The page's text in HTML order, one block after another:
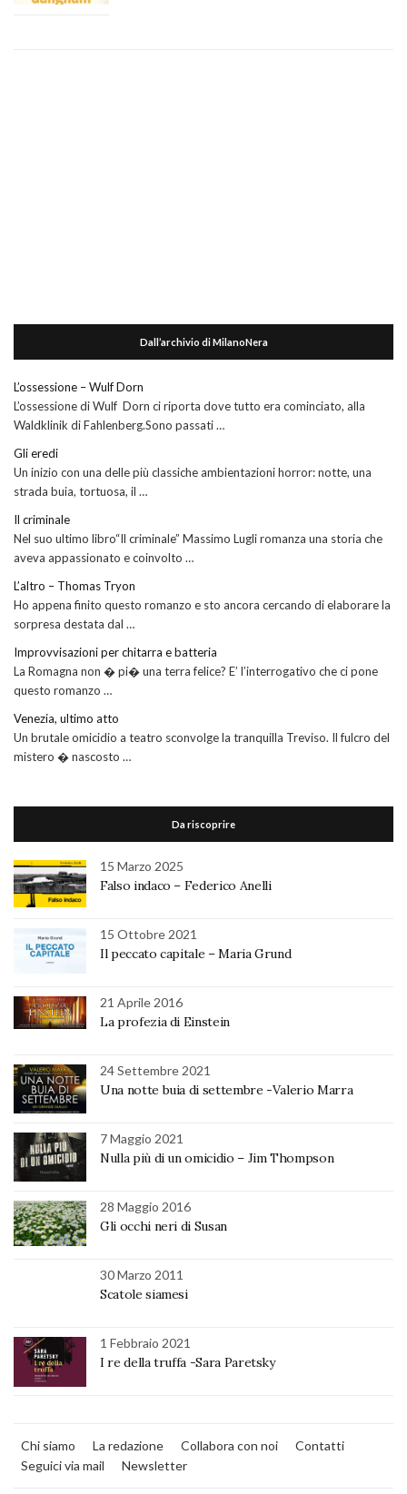
Dall’archivio di MilanoNera
L’ossessione – Wulf Dorn
L’ossessione di Wulf Dorn ci riporta dove tutto era cominciato, alla
Waldklinik di Fahlenberg.Sono passati …
Gli eredi
Un inizio con una delle più classiche ambientazioni horror: notte, una
strada buia, tortuosa, il …
Il criminale
Nel suo ultimo libro“Il criminale” Massimo Lugli romanza una storia che
aveva appassionato e coinvolto …
L’altro – Thomas Tryon
Ho appena finito questo romanzo e sto ancora cercando di elaborare la
sorpresa destata dal …
Improvvisazioni per chitarra e batteria
La Romagna non � pi� una terra felice? E’ l’interrogativo che ci pone
questo romanzo …
Venezia, ultimo atto
Un brutale omicidio a teatro sconvolge la tranquilla Treviso. Il fulcro del
mistero � nascosto …
Da riscoprire
15 Marzo 2025
Falso indaco – Federico Anelli
15 Ottobre 2021
Il peccato capitale – Maria Grund
21 Aprile 2016
La profezia di Einstein
24 Settembre 2021
Una notte buia di settembre -Valerio Marra
7 Maggio 2021
Nulla più di un omicidio – Jim Thompson
28 Maggio 2016
Gli occhi neri di Susan
30 Marzo 2011
Scatole siamesi
1 Febbraio 2021
I re della truffa -Sara Paretsky
Chi siamo La redazione Collabora con noi
Contatti
Seguici via mail
Newsletter